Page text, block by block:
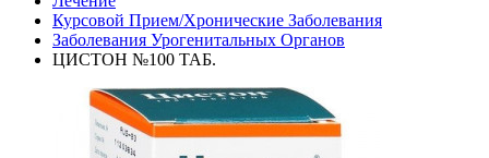
Курсовой Прием/Хронические Заболевания
Заболевания Урогенитальных Органов
ЦИСТОН №100 ТАБ.